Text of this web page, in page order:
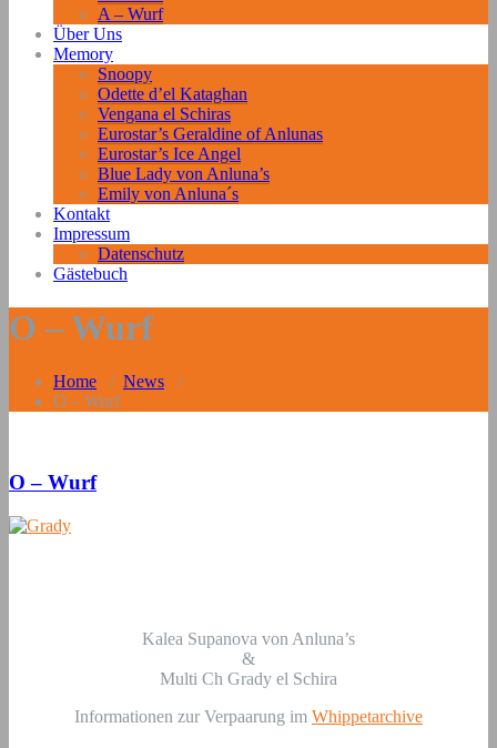
A – Wurf
Über Uns
Memory
Snoopy
Odette d’el Kataghan
Vengana el Schiras
Eurostar’s Geraldine of Anlunas
Eurostar’s Ice Angel
Blue Lady von Anluna’s
Emily von Anluna´s
Kontakt
Impressum
Datenschutz
Gästebuch
O – Wurf
Home / News /
O – Wurf
O – Wurf
Kalea Supanova von Anluna’s
&
Multi Ch Grady el Schira
Informationen zur Verpaarung im Whippetarchive